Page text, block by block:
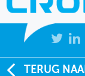
NIEUWS
TERUG